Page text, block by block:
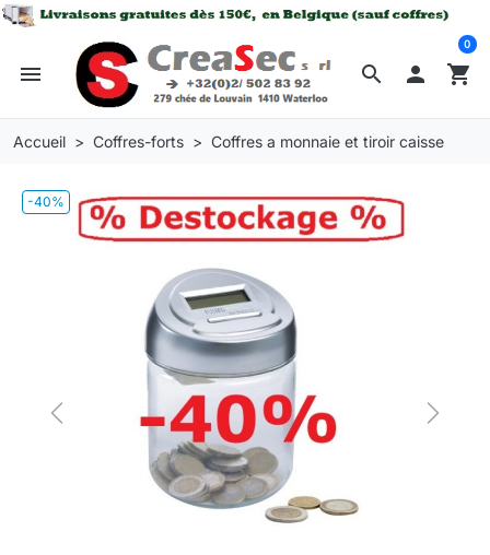
search
menu  shopping_cart
0
Accueil Coffres-forts Coffres a monnaie et tiroir caisse
-40%
Previous Next